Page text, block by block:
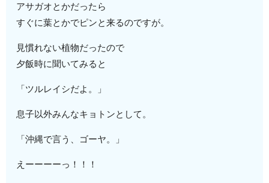
アサガオとかだったら
すぐに葉とかでピンと来るのですが。
見慣れない植物だったので
夕飯時に聞いてみると
「ツルレイシだよ。」
息子以外みんなキョトンとして。
「沖縄で言う、ゴーヤ。」
えーーーーっ！！！